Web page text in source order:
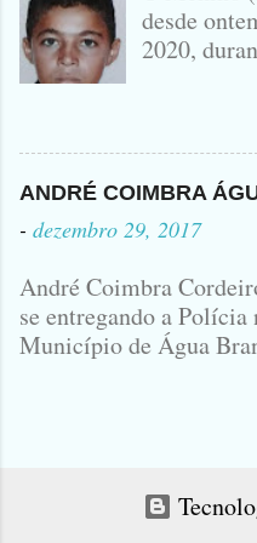
PODEM
desde
2020,
Bairro
98356406 -
Luciana,
ANDRÉ COIMBRA
- dezembro 29, 2017
André Coimbra
se entregando a
Município de Água
cedo, tinha surgido a
qual seria a
André seguiu direto